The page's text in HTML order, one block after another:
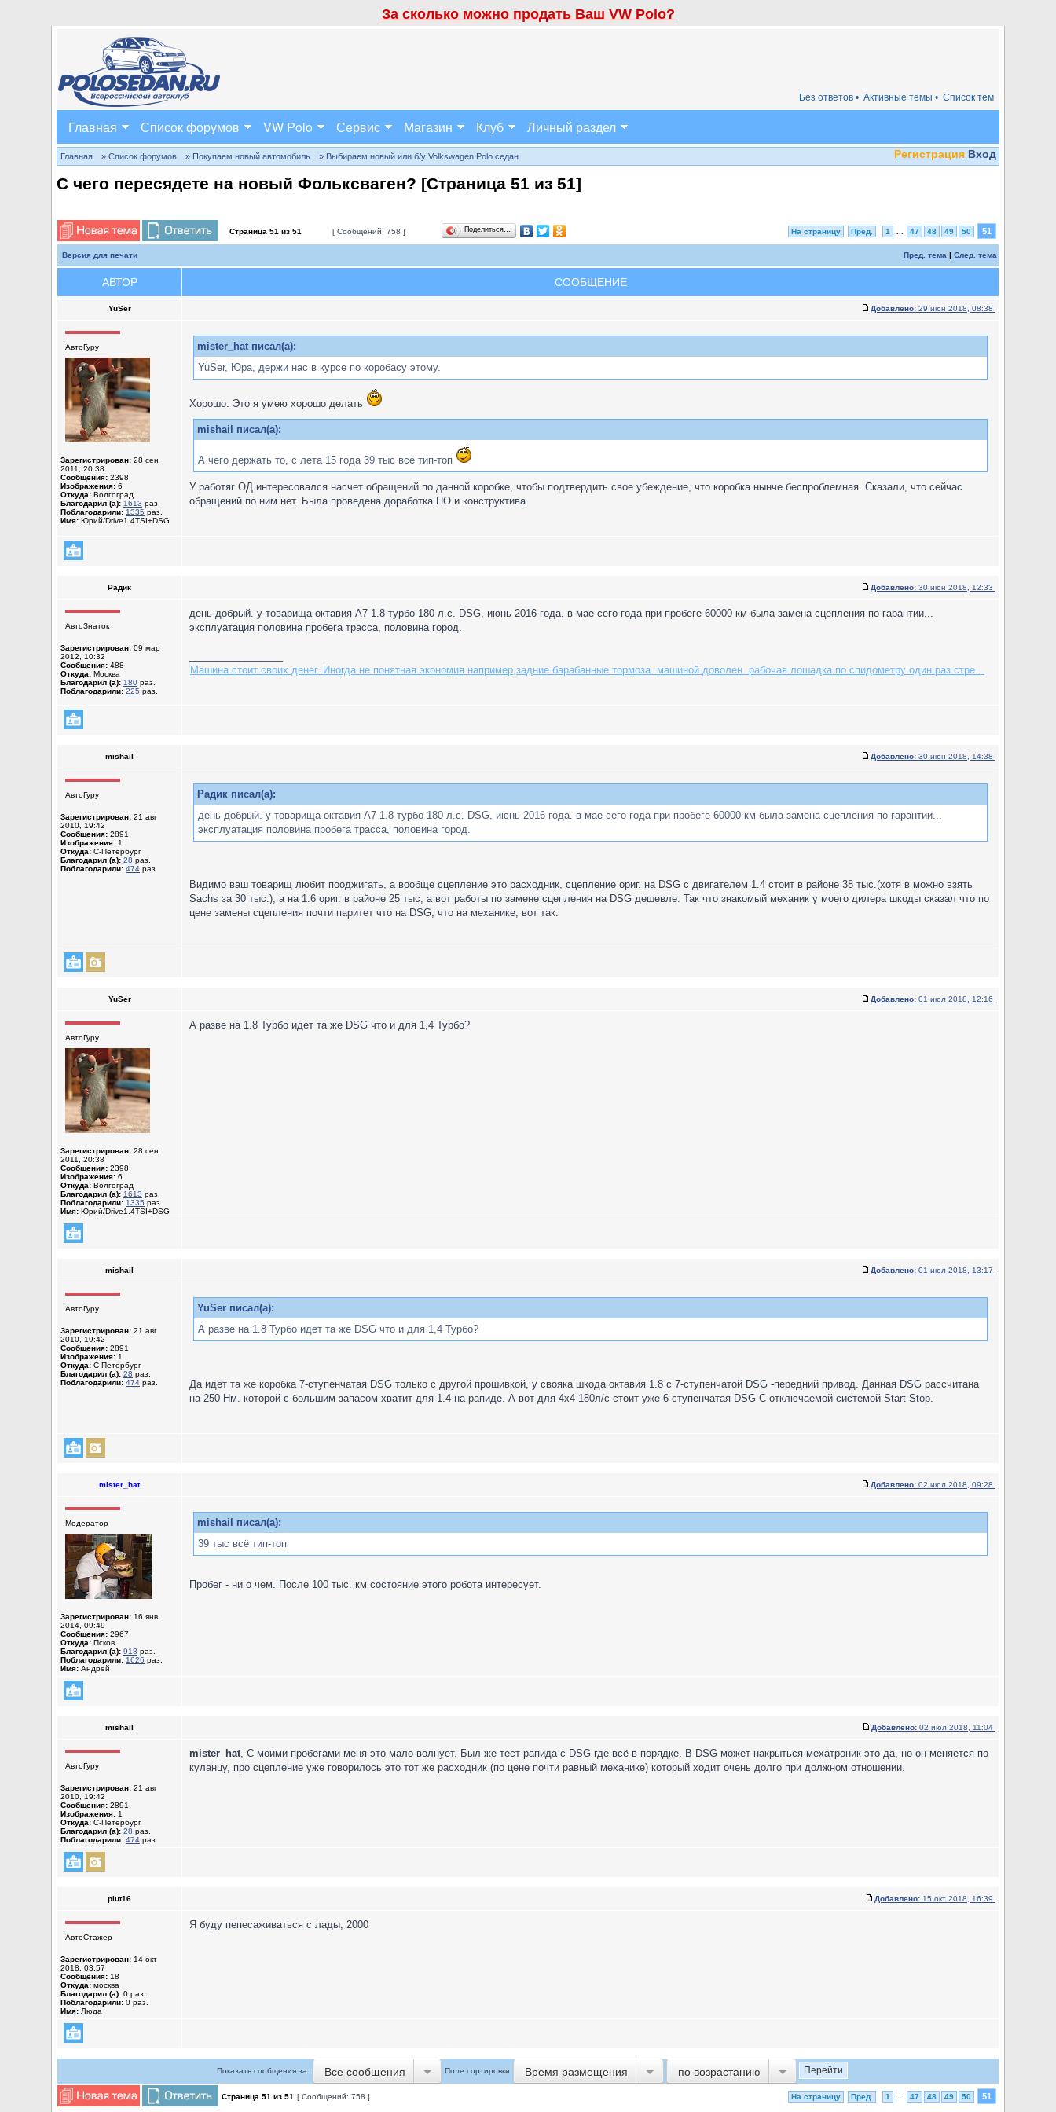
За сколько можно продать Ваш VW Polo?
Список тем
Активные темы •
Без ответов •
Главная Список форумов VW Polo Сервис Магазин Клуб Личный раздел
Регистрация Вход
Главная » Список форумов » Покупаем новый автомобиль » Выбираем новый или б/у Volkswagen Polo седан
С чего пересядете на новый Фольксваген? [Страница 51 из 51]
Страница 51 из 51 [ Сообщений: 758 ] Поделиться… На страницу Пред. 1 47 48 49 50 51
Версия для печати Пред. тема | След. тема
АВТОР СООБЩЕНИЕ
YuSer Добавлено: 29 июн 2018, 08:38
АвтоГуру
Зарегистрирован: 28 сен
2011, 20:38
Сообщения: 2398
Изображения: 6
Откуда: Волгоград
Благодарил (а): 1613 раз.
Поблагодарили: 1335 раз.
Имя: Юрий/Drive1.4TSI+DSG
mister_hat писал(а):
YuSer, Юра, держи нас в курсе по коробасу этому.
Хорошо. Это я умею хорошо делать
mishail писал(а):
А чего держать то, с лета 15 года 39 тыс всё тип-топ
У работяг ОД интересовался насчет обращений по данной коробке, чтобы подтвердить свое убеждение, что коробка нынче беспроблемная. Сказали, что сейчас
обращений по ним нет. Была проведена доработка ПО и конструктива.
Радик Добавлено: 30 июн 2018, 12:33
АвтоЗнаток
Зарегистрирован: 09 мар
2012, 10:32
Сообщения: 488
Откуда: Москва
Благодарил (а): 180 раз.
Поблагодарили: 225 раз.
день добрый. у товарища октавия А7 1.8 турбо 180 л.с. DSG, июнь 2016 года. в мае сего года при пробеге 60000 км была замена сцепления по гарантии...
эксплуатация половина пробега трасса, половина город.
Машина стоит своих денег. Иногда не понятная экономия например,задние барабанные тормоза. машиной доволен. рабочая лошадка.по спидометру один раз стре...
mishail Добавлено: 30 июн 2018, 14:38
АвтоГуру
Зарегистрирован: 21 авг
2010, 19:42
Сообщения: 2891
Изображения: 1
Откуда: С-Петербург
Благодарил (а): 28 раз.
Поблагодарили: 474 раз.
Радик писал(а):
день добрый. у товарища октавия А7 1.8 турбо 180 л.с. DSG, июнь 2016 года. в мае сего года при пробеге 60000 км была замена сцепления по гарантии...
эксплуатация половина пробега трасса, половина город.
Видимо ваш товарищ любит пооджигать, а вообще сцепление это расходник, сцепление ориг. на DSG с двигателем 1.4 стоит в районе 38 тыс.(хотя в можно взять
Sachs за 30 тыс.), а на 1.6 ориг. в районе 25 тыс, а вот работы по замене сцепления на DSG дешевле. Так что знакомый механик у моего дилера шкоды сказал что по
цене замены сцепления почти паритет что на DSG, что на механике, вот так.
YuSer Добавлено: 01 июл 2018, 12:16
АвтоГуру
Зарегистрирован: 28 сен
2011, 20:38
Сообщения: 2398
Изображения: 6
Откуда: Волгоград
Благодарил (а): 1613 раз.
Поблагодарили: 1335 раз.
Имя: Юрий/Drive1.4TSI+DSG
А разве на 1.8 Турбо идет та же DSG что и для 1,4 Турбо?
mishail Добавлено: 01 июл 2018, 13:17
АвтоГуру
Зарегистрирован: 21 авг
2010, 19:42
Сообщения: 2891
Изображения: 1
Откуда: С-Петербург
Благодарил (а): 28 раз.
Поблагодарили: 474 раз.
YuSer писал(а):
А разве на 1.8 Турбо идет та же DSG что и для 1,4 Турбо?
Да идёт та же коробка 7-ступенчатая DSG только с другой прошивкой, у свояка шкода октавия 1.8 с 7-ступенчатой DSG -передний привод. Данная DSG рассчитана
на 250 Нм. которой с большим запасом хватит для 1.4 на рапиде. А вот для 4х4 180л/с стоит уже 6-ступенчатая DSG C отключаемой системой Start-Stop.
mister_hat Добавлено: 02 июл 2018, 09:28
Модератор
Зарегистрирован: 16 янв
2014, 09:49
Сообщения: 2967
Откуда: Псков
Благодарил (а): 918 раз.
Поблагодарили: 1626 раз.
Имя: Андрей
mishail писал(а):
39 тыс всё тип-топ
Пробег - ни о чем. После 100 тыс. км состояние этого робота интересует.
mishail Добавлено: 02 июл 2018, 11:04
АвтоГуру
Зарегистрирован: 21 авг
2010, 19:42
Сообщения: 2891
Изображения: 1
Откуда: С-Петербург
Благодарил (а): 28 раз.
Поблагодарили: 474 раз.
mister_hat, С моими пробегами меня это мало волнует. Был же тест рапида с DSG где всё в порядке. В DSG может накрыться мехатроник это да, но он меняется по
куланцу, про сцепление уже говорилось это тот же расходник (по цене почти равный механике) который ходит очень долго при должном отношении.
plut16 Добавлено: 15 окт 2018, 16:39
АвтоСтажер
Зарегистрирован: 14 окт
2018, 03:57
Сообщения: 18
Откуда: москва
Благодарил (а): 0 раз.
Поблагодарили: 0 раз.
Имя: Люда
Я буду пепесаживаться с лады, 2000
Показать сообщения за: Все сообщения Поле сортировки Время размещения по возрастанию
Страница 51 из 51 [ Сообщений: 758 ] На страницу Пред. 1 47 48 49 50 51